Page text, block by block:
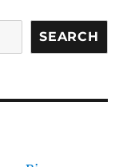
SEARCH